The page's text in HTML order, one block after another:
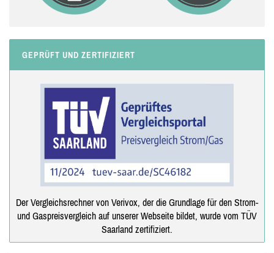
GEPRÜFT UND ZERTIFIZIERT
Der Vergleichsrechner von Verivox, der die Grundlage für den Strom-
und Gaspreisvergleich auf unserer Webseite bildet, wurde vom TÜV
Saarland zertifiziert.